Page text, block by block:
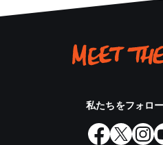
私たちをフォロ